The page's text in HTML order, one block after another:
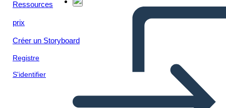
Ressources
prix
Créer un Storyboard
Registre
S'identifier
Afficher sous
forme de